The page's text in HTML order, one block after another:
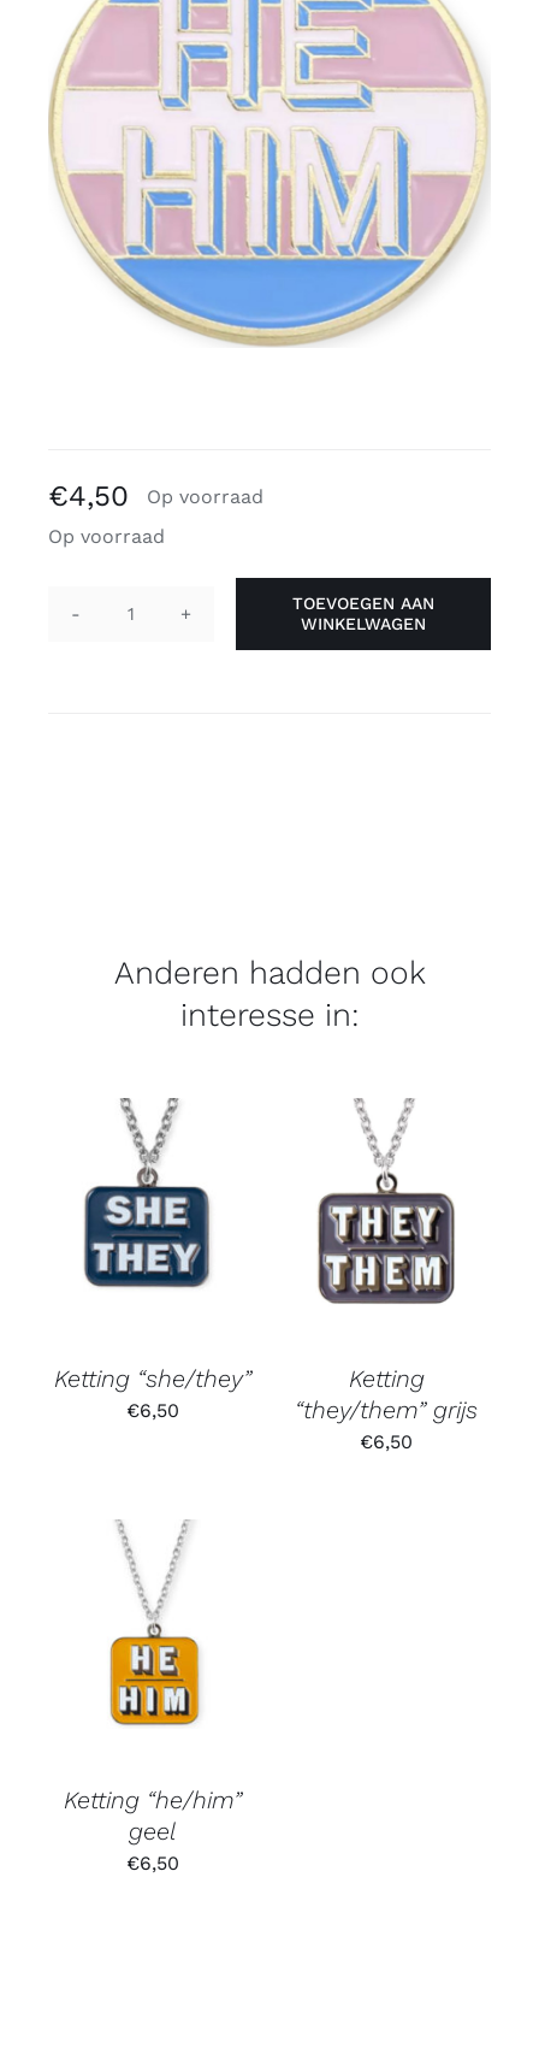
Gratis binders
€4,50
Op voorraad
Op voorraad
TOEVOEGEN AAN
WINKELWAGEN
Anderen hadden ook
interesse in:
Ketting “she/they”
€6,50
Ketting
“they/them” grijs
€6,50
Ketting “he/him”
geel
€6,50